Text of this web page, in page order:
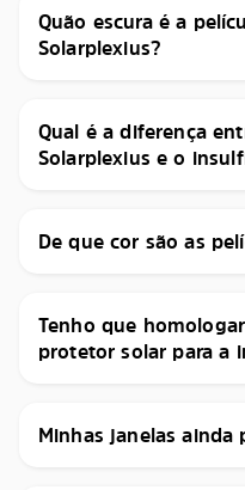
Quão escura é a
Solarplexius?
Qual é a diferença
Solarplexius e o
De que cor são as
Tenho que
protetor solar para a
Minhas janelas ainda